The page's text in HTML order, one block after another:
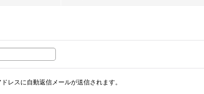
レスに自動返信メールが送信されます。